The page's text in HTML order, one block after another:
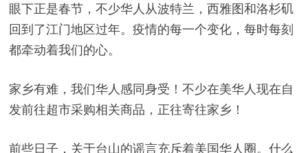
眼下正是春节，不少华人从波特兰，西雅图和洛杉矶
回到了江门地区过年。疫情的每一个变化，每时每刻
都牵动着我们的心。
家乡有难，我们华人感同身受！不少在美华人现在自
发前往超市采购相关商品，正往寄往家乡！
前些日子，关于台山的谣言充斥着美国华人圈。什么